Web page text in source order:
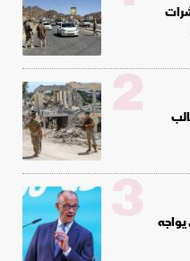
2
3